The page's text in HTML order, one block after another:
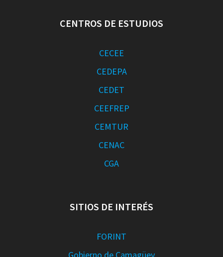
CENTROS DE ESTUDIOS
CECEE
CEDEPA
CEDET
CEEFREP
CEMTUR
CENAC
CGA
SITIOS DE INTERÉS
FORINT
Gobierno de Camagüey